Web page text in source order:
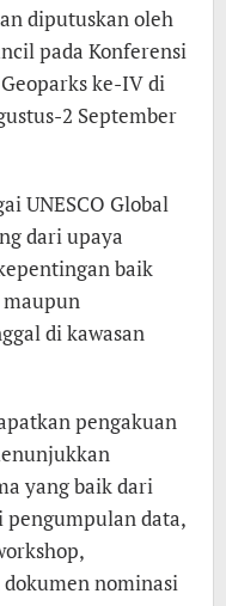
diputuskan oleh
pada Konferensi
ke-IV di
2 September
UNESCO Global
dari upaya
baik
maupun
di kawasan
pengakuan
yang baik dari
pengumpulan data,
nominasi